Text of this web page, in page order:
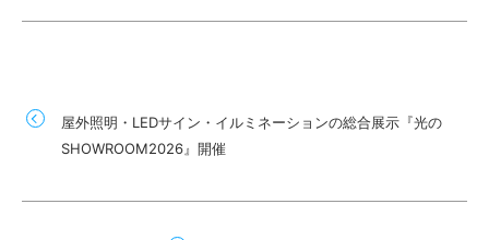
屋外照明・LEDサイン・イルミネーションの総合展示『光の
SHOWROOM2026』開催